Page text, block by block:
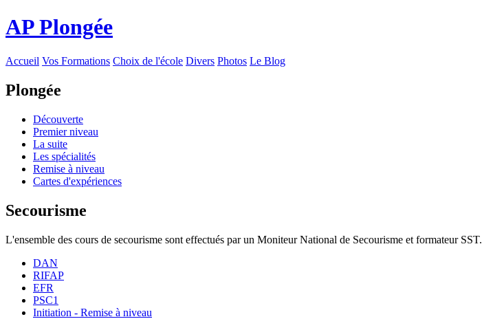
AP Plongée
Accueil Vos Formations Choix de l'école Divers Photos Le Blog
Plongée
Découverte
Premier niveau
La suite
Les spécialités
Remise à niveau
Cartes d'expériences
Secourisme
L'ensemble des cours de secourisme sont effectués par un Moniteur National de Secourisme et formateur SST.
DAN
RIFAP
EFR
PSC1
Initiation - Remise à niveau